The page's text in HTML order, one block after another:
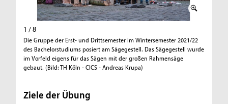
1 / 8
Die Gruppe der Erst- und Drittsemester im Wintersemester 2021/22
des Bachelorstudiums posiert am Sägegestell. Das Sägegestell wurde
im Vorfeld eigens für das Sägen mit der großen Rahmensäge
gebaut. (Bild: TH Köln - CICS - Andreas Krupa)
Ziele der Übung